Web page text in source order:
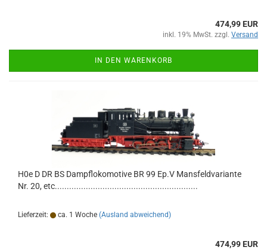
474,99 EUR
inkl. 19% MwSt. zzgl. Versand
IN DEN WARENKORB
H0e D DR BS Dampflokomotive BR 99 Ep.V Mansfeldvariante
Nr. 20, etc............................................................
Lieferzeit: ca. 1 Woche (Ausland abweichend)
474,99 EUR